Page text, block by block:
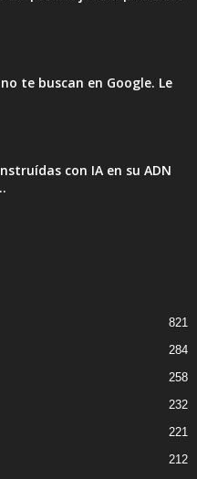
te buscan en Google. Le
con IA en su ADN
821
284
258
232
221
212